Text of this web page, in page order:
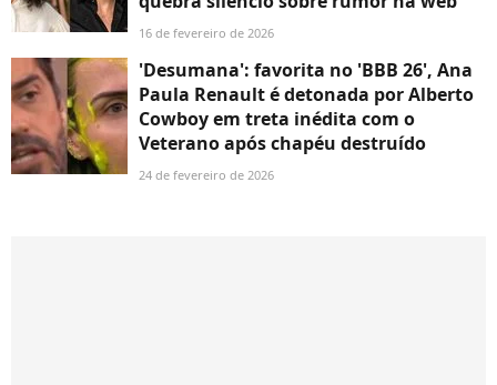
16 de fevereiro de 2026
'Desumana': favorita no 'BBB 26', Ana
Paula Renault é detonada por Alberto
Cowboy em treta inédita com o
Veterano após chapéu destruído
24 de fevereiro de 2026